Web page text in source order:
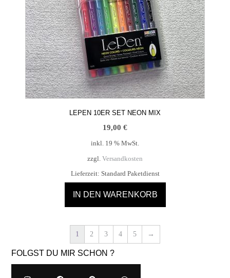
LEPEN 10ER SET NEON MIX
19,00 €
inkl. 19 % MwSt.
zzgl. Versandkosten
Lieferzeit: Standard Paketdienst
IN DEN WARENKORB
1 2 3 4 5 →
FOLGST DU MIR SCHON ?